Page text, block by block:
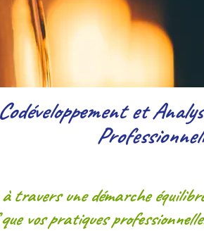
Codéveloppement et
à travers une démarche
vos pratiques